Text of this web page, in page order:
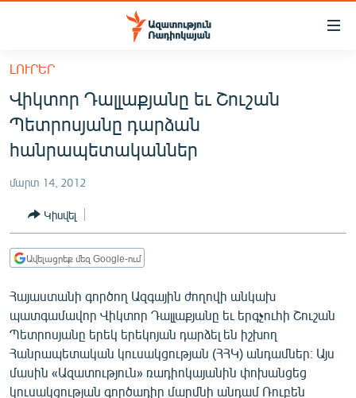
Մատչելիության
հիմնական
բովանդակությանը
Անցնել
հիմնական
մենյուին
ՀԱՅԱՍՏԱՆ
ՔԱՂԱՔԱԿԱՆ
ՀԱՍԱՐԱԿՈՒԹՅՈՒՆ
ՏՆՏԵՍՈՒԹՅՈՒՆ
ՊԱՏԵՐԱԶՄԻ 6 ՇԱԲԱԹՆԵՐԸ
ՏԱՐԱԾԱՇՐՋԱՆ
ՄԻՋԱԶԳԱՅԻՆ
ԼՈՒՐԵՐ
Վիկտոր Դալլաքյանը եւ Շուշան
Պետրոսյանը դարձան
հանրապետականներ
մարտ 14, 2012
Կիսվել
Ավելացրեք մեզ Google-ում
Հայաստանի գործող Ազգային ժողովի անկախ
պատգամավոր Վիկտոր Դալլաքյանը եւ երգչուհի Շուշան
Պետրոսյանը երեկ երեկոյան դարձել են իշխող
Հանրապետական կուսակցության (ՀՀԿ) անդամներ։ Այս
մասին «Ազատություն» ռադիոկայանին փոխանցեց
կուսակցության գործադիր մարմնի անդամ Ռուբեն